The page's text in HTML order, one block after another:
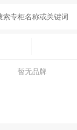
暂无品牌